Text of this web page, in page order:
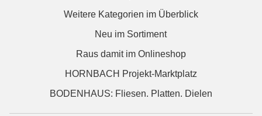
Weitere Kategorien im Überblick
Neu im Sortiment
Raus damit im Onlineshop
HORNBACH Projekt-Marktplatz
BODENHAUS: Fliesen. Platten. Dielen